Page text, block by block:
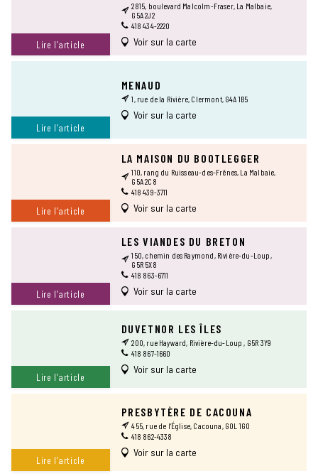
Lire l’article
2815, boulevard Malcolm-Fraser, La Malbaie,
G5A 2J2
418 434-2220
Voir sur la carte
Lire l’article
MENAUD
1, rue de la Rivière, Clermont, G4A 1B5
Voir sur la carte
Lire l’article
LA MAISON DU BOOTLEGGER
110, rang du Ruisseau-des-Frênes, La Malbaie,
G5A 2C8
418 439-3711
Voir sur la carte
Lire l’article
LES VIANDES DU BRETON
150, chemin des Raymond, Rivière-du-Loup,
G5R 5X8
418 863-6711
Voir sur la carte
Lire l’article
DUVETNOR LES ÎLES
200, rue Hayward, Rivière-du-Loup , G5R 3Y9
418 867-1660
Voir sur la carte
Lire l’article
PRESBYTÈRE DE CACOUNA
455, rue de l’Église, Cacouna, G0L 1G0
418 862-4338
Voir sur la carte